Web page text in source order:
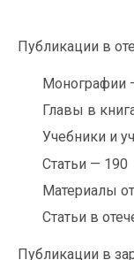
Публикации в
Монографии
Главы в
Учебники и
Статьи — 190
Материалы
Статьи в
Публикации в